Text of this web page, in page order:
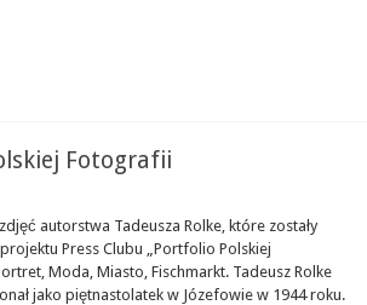
Fotografii
autorstwa Tadeusza Rolke, które zostały
Press Clubu „Portfolio Polskiej
Moda, Miasto, Fischmarkt. Tadeusz Rolke
jako piętnastolatek w Józefowie w 1944 roku.